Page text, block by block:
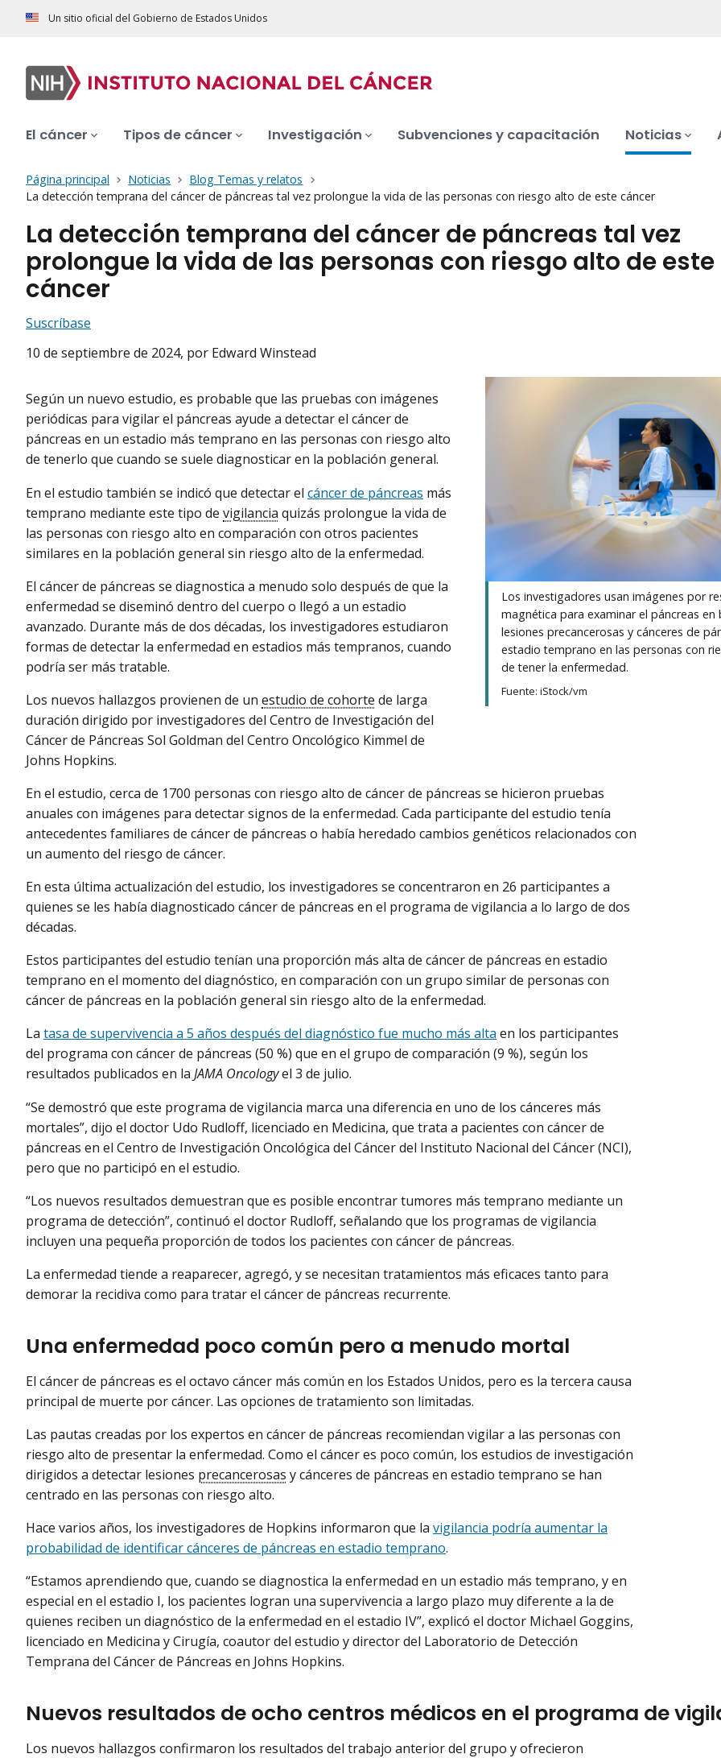
Un sitio oficial del Gobierno de Estados Unidos
El cáncer Tipos de cáncer Investigación Subvenciones y capacitación Noticias
Página principal Noticias
Blog Temas y relatos
La detección temprana del cáncer de páncreas tal vez prolongue la vida de las personas con riesgo alto de este cáncer
La detección temprana del cáncer de páncreas tal vez
prolongue la vida de las personas con riesgo alto de este
cáncer
Suscríbase
10 de septiembre de 2024, por Edward Winstead
Los investigadores usan imágenes por
magnética para examinar el páncreas en
lesiones precancerosas y cánceres de
estadio temprano en las personas con
de tener la enfermedad.
Fuente: iStock/vm
Según un nuevo estudio, es probable que las pruebas con imágenes
periódicas para vigilar el páncreas ayude a detectar el cáncer de
páncreas en un estadio más temprano en las personas con riesgo alto
de tenerlo que cuando se suele diagnosticar en la población general.
En el estudio también se indicó que detectar el cáncer de páncreas más
temprano mediante este tipo de vigilancia quizás prolongue la vida de
las personas con riesgo alto en comparación con otros pacientes
similares en la población general sin riesgo alto de la enfermedad.
El cáncer de páncreas se diagnostica a menudo solo después de que la
enfermedad se diseminó dentro del cuerpo o llegó a un estadio
avanzado. Durante más de dos décadas, los investigadores estudiaron
formas de detectar la enfermedad en estadios más tempranos, cuando
podría ser más tratable.
Los nuevos hallazgos provienen de un estudio de cohorte de larga
duración dirigido por investigadores del Centro de Investigación del
Cáncer de Páncreas Sol Goldman del Centro Oncológico Kimmel de
Johns Hopkins.
En el estudio, cerca de 1700 personas con riesgo alto de cáncer de páncreas se hicieron pruebas
anuales con imágenes para detectar signos de la enfermedad. Cada participante del estudio tenía
antecedentes familiares de cáncer de páncreas o había heredado cambios genéticos relacionados con
un aumento del riesgo de cáncer.
En esta última actualización del estudio, los investigadores se concentraron en 26 participantes a
quienes se les había diagnosticado cáncer de páncreas en el programa de vigilancia a lo largo de dos
décadas.
Estos participantes del estudio tenían una proporción más alta de cáncer de páncreas en estadio
temprano en el momento del diagnóstico, en comparación con un grupo similar de personas con
cáncer de páncreas en la población general sin riesgo alto de la enfermedad.
La tasa de supervivencia a 5 años después del diagnóstico fue mucho más alta en los participantes
del programa con cáncer de páncreas (50 %) que en el grupo de comparación (9 %), según los
resultados publicados en la JAMA Oncologyel 3 de julio.
“Se demostró que este programa de vigilancia marca una diferencia en uno de los cánceres más
mortales”, dijo el doctor Udo Rudloff, licenciado en Medicina, que trata a pacientes con cáncer de
páncreas en el Centro de Investigación Oncológica del Cáncer del Instituto Nacional del Cáncer (NCI),
pero que no participó en el estudio.
“Los nuevos resultados demuestran que es posible encontrar tumores más temprano mediante un
programa de detección”, continuó el doctor Rudloff, señalando que los programas de vigilancia
incluyen una pequeña proporción de todos los pacientes con cáncer de páncreas.
La enfermedad tiende a reaparecer, agregó, y se necesitan tratamientos más eficaces tanto para
demorar la recidiva como para tratar el cáncer de páncreas recurrente.
Una enfermedad poco común pero a menudo mortal
El cáncer de páncreas es el octavo cáncer más común en los Estados Unidos, pero es la tercera causa
principal de muerte por cáncer. Las opciones de tratamiento son limitadas.
Las pautas creadas por los expertos en cáncer de páncreas recomiendan vigilar a las personas con
riesgo alto de presentar la enfermedad. Como el cáncer es poco común, los estudios de investigación
dirigidos a detectar lesiones precancerosas y cánceres de páncreas en estadio temprano se han
centrado en las personas con riesgo alto.
Hace varios años, los investigadores de Hopkins informaron que la vigilancia podría aumentar la
probabilidad de identificar cánceres de páncreas en estadio temprano.
“Estamos aprendiendo que, cuando se diagnostica la enfermedad en un estadio más temprano, y en
especial en el estadio I, los pacientes logran una supervivencia a largo plazo muy diferente a la de
quienes reciben un diagnóstico de la enfermedad en el estadio IV”, explicó el doctor Michael Goggins,
licenciado en Medicina y Cirugía, coautor del estudio y director del Laboratorio de Detección
Temprana del Cáncer de Páncreas en Johns Hopkins.
Nuevos resultados de ocho centros médicos en el programa de
Los nuevos hallazgos confirmaron los resultados del trabajo anterior del grupo y ofrecieron